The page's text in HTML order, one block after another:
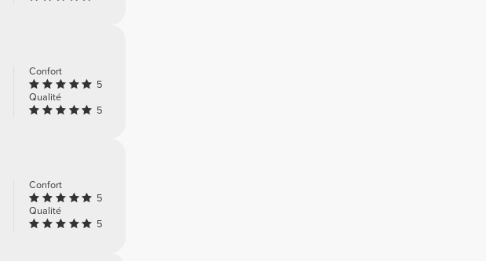
Confort
5
Qualité
5
Confort
5
Qualité
5